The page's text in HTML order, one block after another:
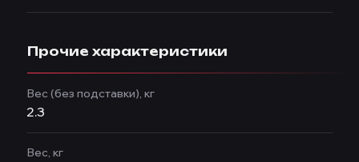
Прочие характеристики
Вес (без подставки), кг
2.3
Вес, кг